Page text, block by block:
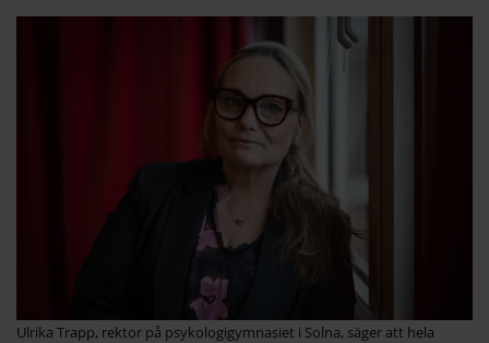
Ulrika Trapp, rektor på psykologigymnasiet i Solna, säger att hela